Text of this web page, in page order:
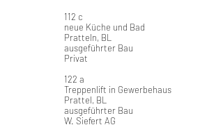
112 c
​ neue Küche und Bad
​ Pratteln, BL
​ ausgeführter Bau
Privat
122 a
Treppenlift in Gewerbehaus
Prattel, BL
ausgeführter Bau
W. Siefert AG